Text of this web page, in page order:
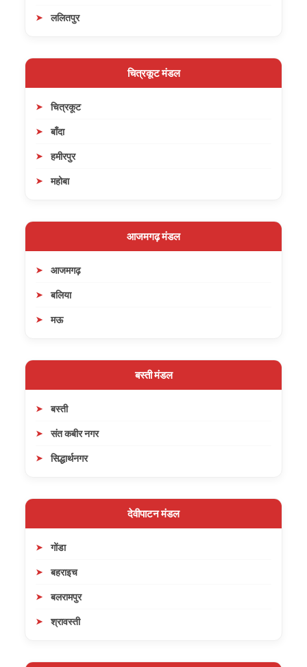
ललितपुर
चित्रकूट मंडल
चित्रकूट
बाँदा
हमीरपुर
महोबा
आजमगढ़ मंडल
आजमगढ़
बलिया
मऊ
बस्ती मंडल
बस्ती
संत कबीर नगर
सिद्धार्थनगर
देवीपाटन मंडल
गोंडा
बहराइच
बलरामपुर
श्रावस्ती